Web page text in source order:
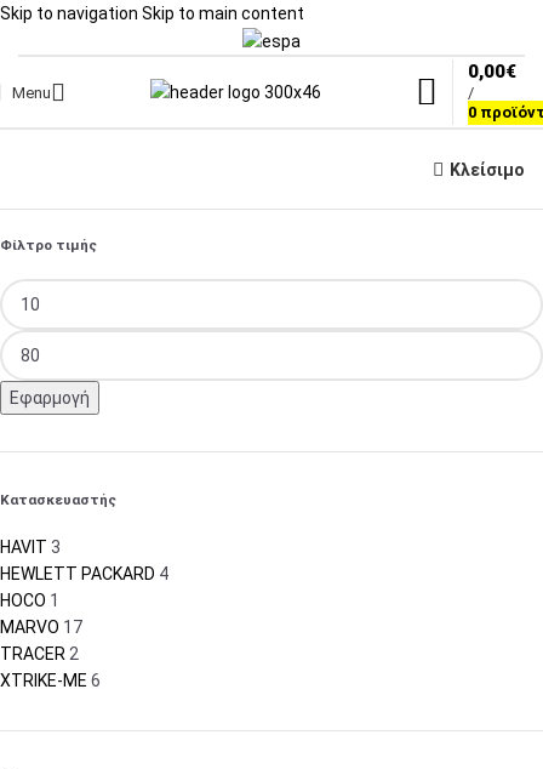
Skip to navigation Skip to main content
Menu
0
/
0,00€
Κλείσιμο
Φίλτρο τιμής
Εφαρμογή
Κατασκευαστής
HAVIT 3
HEWLETT PACKARD 4
HOCO 1
MARVO 17
TRACER2
XTRIKE-ME 6